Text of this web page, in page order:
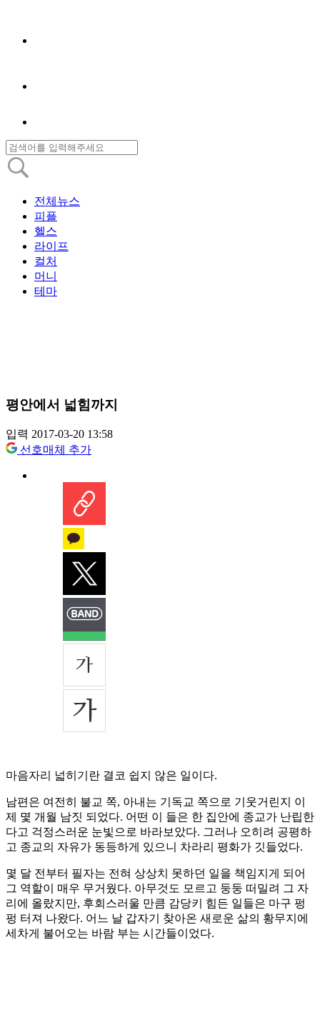
전체뉴스
피플
헬스
라이프
컬처
머니
테마
평안에서 넓힘까지
입력 2017-03-20 13:58
선호매체 추가
마음자리 넓히기란 결코 쉽지 않은 일이다.
남편은 여전히 불교 쪽, 아내는 기독교 쪽으로 기웃거린지 이
제 몇 개월 남짓 되었다. 어떤 이 들은 한 집안에 종교가 난립한
다고 걱정스러운 눈빛으로 바라보았다. 그러나 오히려 공평하
고 종교의 자유가 동등하게 있으니 차라리 평화가 깃들었다.
몇 달 전부터 필자는 전혀 상상치 못하던 일을 책임지게 되어
그 역할이 매우 무거웠다. 아무것도 모르고 둥둥 떠밀려 그 자
리에 올랐지만, 후회스러울 만큼 감당키 힘든 일들은 마구 펑
펑 터져 나왔다. 어느 날 갑자기 찾아온 새로운 삶의 황무지에
세차게 불어오는 바람 부는 시간들이었다.